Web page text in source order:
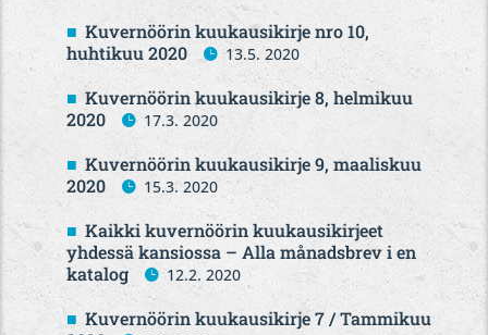
Kuvernöörin kuukausikirje nro 10,
huhtikuu 2020
13.5. 2020
Kuvernöörin kuukausikirje 8, helmikuu
2020
17.3. 2020
Kuvernöörin kuukausikirje 9, maaliskuu
2020
15.3. 2020
Kaikki kuvernöörin kuukausikirjeet
yhdessä kansiossa – Alla månadsbrev i en
katalog
12.2. 2020
Kuvernöörin kuukausikirje 7 / Tammikuu